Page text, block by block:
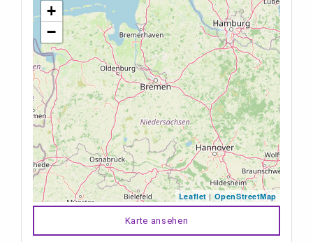
+
−
Leaflet | OpenStreetMap
Karte ansehen